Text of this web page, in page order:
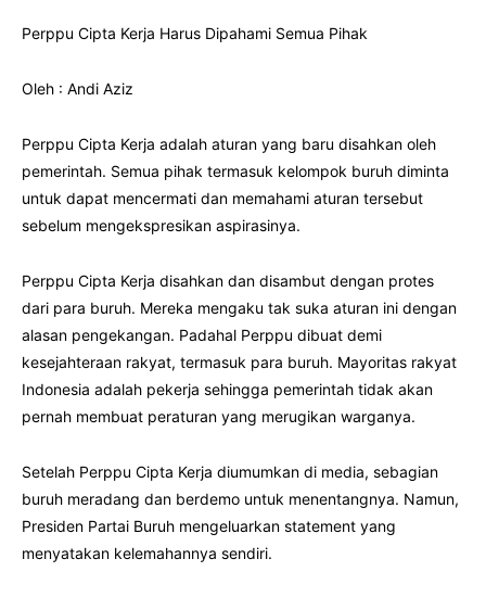
Perppu Cipta Kerja Harus Dipahami Semua Pihak
Oleh : Andi Aziz
Perppu Cipta Kerja adalah aturan yang baru disahkan oleh
pemerintah. Semua pihak termasuk kelompok buruh diminta
untuk dapat mencermati dan memahami aturan tersebut
sebelum mengekspresikan aspirasinya.
Perppu Cipta Kerja disahkan dan disambut dengan protes
dari para buruh. Mereka mengaku tak suka aturan ini dengan
alasan pengekangan. Padahal Perppu dibuat demi
kesejahteraan rakyat, termasuk para buruh. Mayoritas rakyat
Indonesia adalah pekerja sehingga pemerintah tidak akan
pernah membuat peraturan yang merugikan warganya.
Setelah Perppu Cipta Kerja diumumkan di media, sebagian
buruh meradang dan berdemo untuk menentangnya. Namun,
Presiden Partai Buruh mengeluarkan statement yang
menyatakan kelemahannya sendiri.